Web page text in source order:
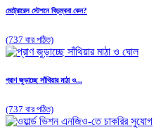
মেট্রোরেল স্টেশনে বিড়ম্বনা কেন?
(737 বার পঠিত)
প্রাণ জুড়াচ্ছে সাঁথিয়ার মাঠা ও...
(737 বার পঠিত)